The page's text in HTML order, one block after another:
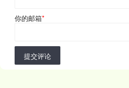
你的邮箱*
提交评论